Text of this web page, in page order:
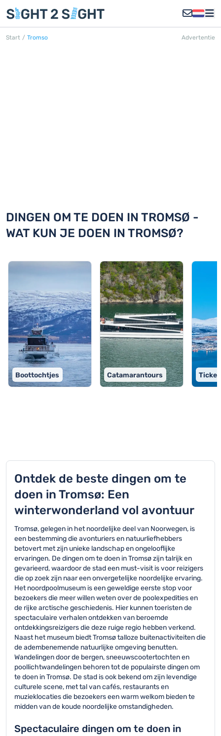
Start / Tromso Advertentie
DINGEN OM TE DOEN IN TROMSØ -
WAT KUN JE DOEN IN TROMSØ?
Boottochtjes Catamarantours
Ontdek de beste dingen om te
doen in Tromsø: Een
winterwonderland vol avontuur
Tromsø, gelegen in het noordelijke deel van Noorwegen, is
een bestemming die avonturiers en natuurliefhebbers
betovert met zijn unieke landschap en ongelooflijke
ervaringen. De dingen om te doen in Tromsø zijn talrijk en
gevarieerd, waardoor de stad een must-visit is voor reizigers
die op zoek zijn naar een onvergetelijke noordelijke ervaring.
Het noordpoolmuseum is een geweldige eerste stop voor
bezoekers die meer willen weten over de poolexpedities en
de rijke arctische geschiedenis. Hier kunnen toeristen de
spectaculaire verhalen ontdekken van beroemde
ontdekkingsreizigers die deze ruige regio hebben verkend.
Naast het museum biedt Tromsø talloze buitenactiviteiten die
de adembenemende natuurlijke omgeving benutten.
Wandelingen door de bergen, sneeuwscootertochten en
poollichtwandelingen behoren tot de populairste dingen om
te doen in Tromsø. De stad is ook bekend om zijn levendige
culturele scene, met tal van cafés, restaurants en
muzieklocaties die bezoekers een warm welkom bieden te
midden van de koude noordelijke omstandigheden.
Spectaculaire dingen om te doen in